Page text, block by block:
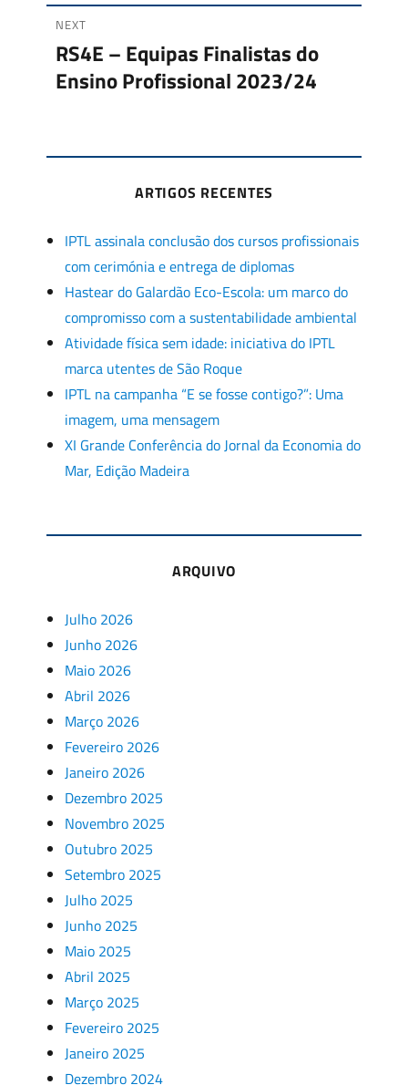
artigos
NEXT
Next
post:
RS4E – Equipas Finalistas do
Ensino Profissional 2023/24
ARTIGOS RECENTES
IPTL assinala conclusão dos cursos profissionais
com cerimónia e entrega de diplomas
Hastear do Galardão Eco-Escola: um marco do
compromisso com a sustentabilidade ambiental
Atividade física sem idade: iniciativa do IPTL
marca utentes de São Roque
IPTL na campanha “E se fosse contigo?”: Uma
imagem, uma mensagem
XI Grande Conferência do Jornal da Economia do
Mar, Edição Madeira
ARQUIVO
Julho 2026
Junho 2026
Maio 2026
Abril 2026
Março 2026
Fevereiro 2026
Janeiro 2026
Dezembro 2025
Novembro 2025
Outubro 2025
Setembro 2025
Julho 2025
Junho 2025
Maio 2025
Abril 2025
Março 2025
Fevereiro 2025
Janeiro 2025
Dezembro 2024